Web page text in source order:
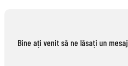
Bine ați venit să ne lăsați un mesaj